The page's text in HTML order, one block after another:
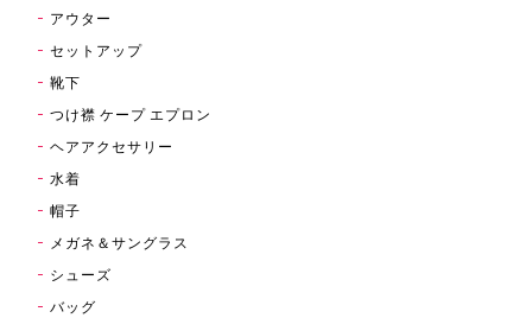
アウター
セットアップ
靴下
つけ襟 ケープ エプロン
ヘアアクセサリー
水着
帽子
メガネ＆サングラス
シューズ
バッグ